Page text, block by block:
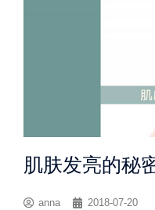
肌肤发亮的秘
anna 2018-07-20